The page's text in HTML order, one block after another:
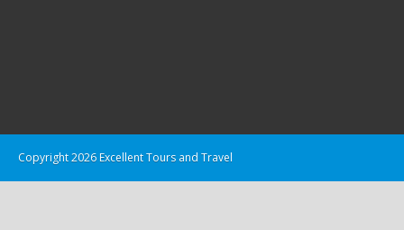
Copyright 2026 Excellent Tours and Travel